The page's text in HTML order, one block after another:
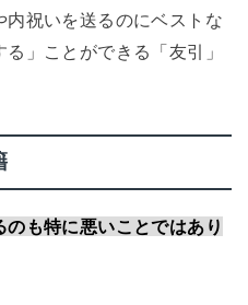
祝いを送るのにベストな
」ことができる「友引」
も特に悪いことではあり